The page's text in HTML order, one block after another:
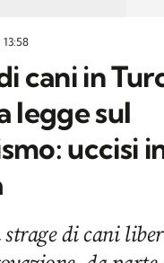
13:58
cani in
legge sul
uccisi
strage di cani